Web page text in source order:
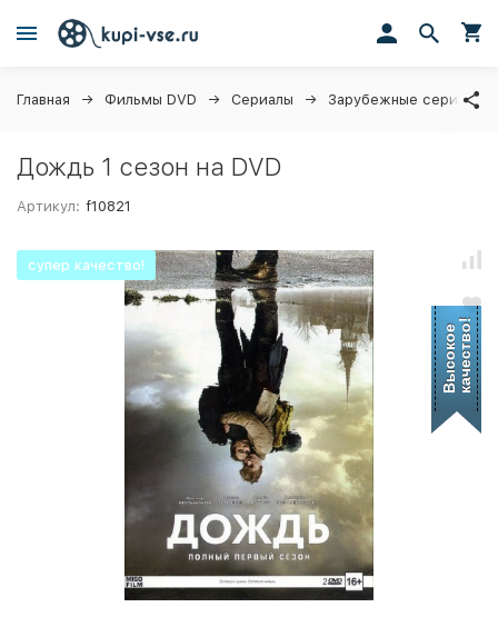
Главная Фильмы DVD Сериалы Зарубежные сериалы
Дождь 1 сезон на DVD
Артикул: f10821
супер качество!
Высокоекачество!